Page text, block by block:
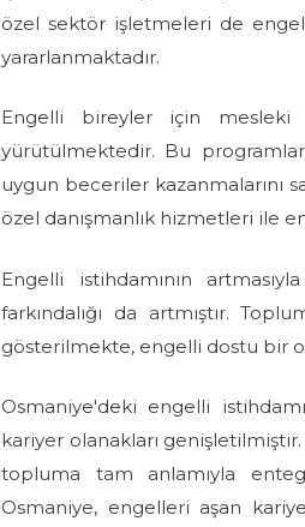
özel sektör işletmeleri de
yararlanmaktadır.
Engelli bireyler için mesleki
yürütülmektedir. Bu
uygun beceriler kazanmalarını
özel danışmanlık hizmetleri ile
Engelli istihdamının
farkındalığı da artmıştır.
gösterilmekte, engelli dostu bir
Osmaniye'deki engelli
kariyer olanakları
topluma tam anlamıyla
Osmaniye, engelleri aşan